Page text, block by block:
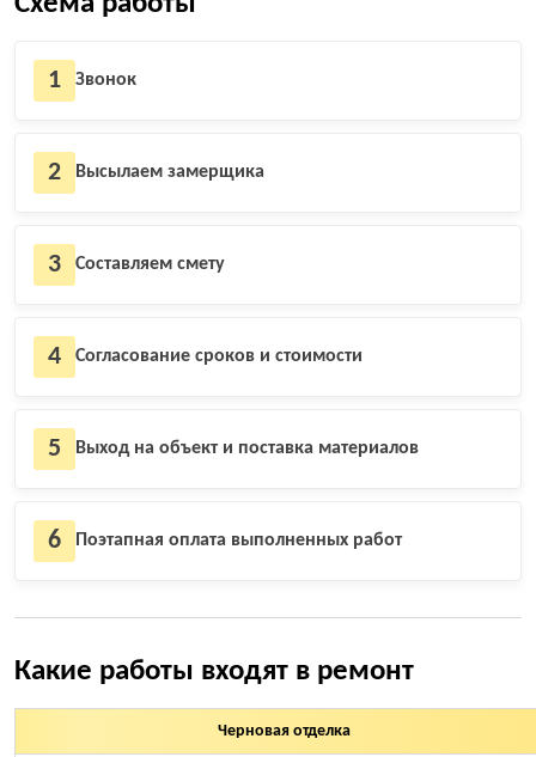
1 Звонок
2 Высылаем замерщика
3 Составляем смету
4 Согласование сроков и стоимости
5 Выход на объект и поставка материалов
6 Поэтапная оплата выполненных работ
Какие работы входят в ремонт
Черновая отделка